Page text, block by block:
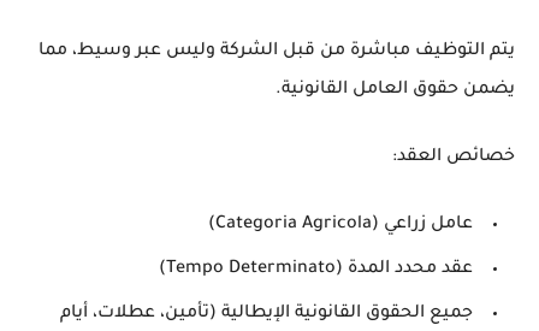
يتم التوظيف مباشرة من قبل الشركة وليس عبر وسيط، مما
يضمن حقوق العامل القانونية.
خصائص العقد:
عامل زراعي (Categoria Agricola)
عقد محدد المدة (Tempo Determinato)
جميع الحقوق القانونية الإيطالية (تأمين، عطلات، أيام